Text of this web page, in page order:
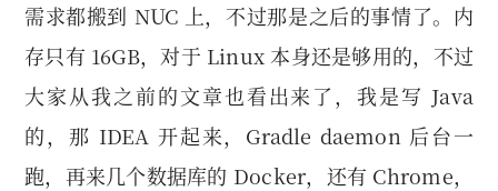
需求都搬到 NUC 上，不过那是之后的事情了。内
存只有 16GB，对于 Linux 本身还是够用的，不过
大家从我之前的文章也看出来了，我是写 Java
的，那 IDEA 开起来，Gradle daemon 后台一
跑，再来几个数据库的 Docker，还有 Chrome，